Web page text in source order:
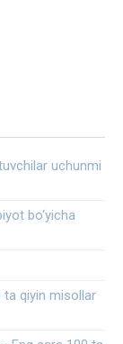
uchunmi
bo‘yicha
qiyin misollar